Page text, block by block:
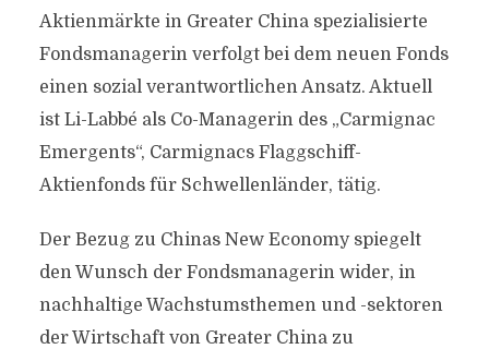
Aktienmärkte in Greater China spezialisierte
Fondsmanagerin verfolgt bei dem neuen Fonds
einen sozial verantwortlichen Ansatz. Aktuell
ist Li-Labbé als Co-Managerin des „Carmignac
Emergents“, Carmignacs Flaggschiff-
Aktienfonds für Schwellenländer, tätig.
Der Bezug zu Chinas New Economy spiegelt
den Wunsch der Fondsmanagerin wider, in
nachhaltige Wachstumsthemen und -sektoren
der Wirtschaft von Greater China zu